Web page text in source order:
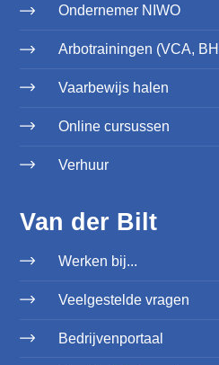
Ondernemer NIWO
Arbotrainingen (VCA,
Vaarbewijs halen
Online cursussen
Verhuur
Van der Bilt
Werken bij...
Veelgestelde vragen
Bedrijvenportaal